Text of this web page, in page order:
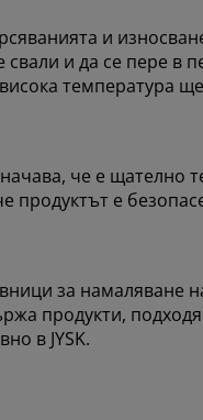
и
и да се пере в
температура
че е щателно
продуктът е
за намаляване
продукти,
в JYSK.